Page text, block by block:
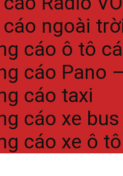
cáo ngoài
cáo ô tô
cáo Pano
cáo taxi
cáo xe bus
cáo xe ô